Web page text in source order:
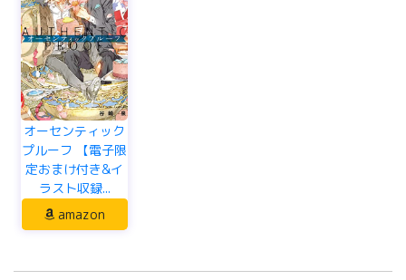
オーセンティック
プルーフ 【電子限
定おまけ付き&イ
ラスト収録...
amazon